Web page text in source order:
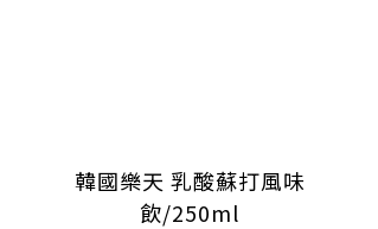
韓國樂天 乳酸蘇打風味
飲/250ml